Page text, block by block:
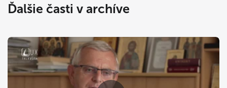
Ďalšie časti v archíve